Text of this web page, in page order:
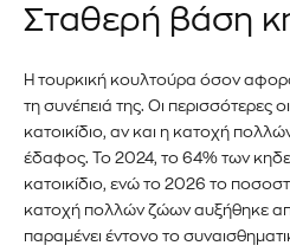
Σταθερή βάση
Η τουρκική κουλτούρα όσον αφορά
τη συνέπειά της. Οι περισσότερες
κατοικίδιο, αν και η κατοχή
έδαφος. Το 2024, το 64% των
κατοικίδιο, ενώ το 2026 το
κατοχή πολλών ζώων αυξήθηκε
παραμένει έντονο το